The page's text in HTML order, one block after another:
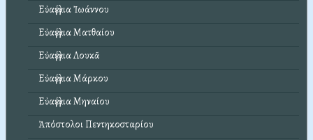
Εὐαγγέλια Ἰωάννου
Εὐαγγέλια Ματθαίου
Εὐαγγέλια Λουκᾶ
Εὐαγγέλια Μάρκου
Εὐαγγέλια Μηναίου
Ἀπόστολοι Πεντηκοσταρίου